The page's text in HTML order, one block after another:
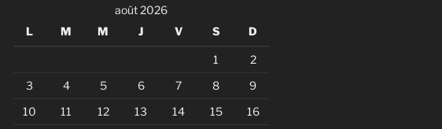
août 2026
L
M M J V S D
1
2
3
4 5 6 7 8
9
10
11 12 13 14 15
16